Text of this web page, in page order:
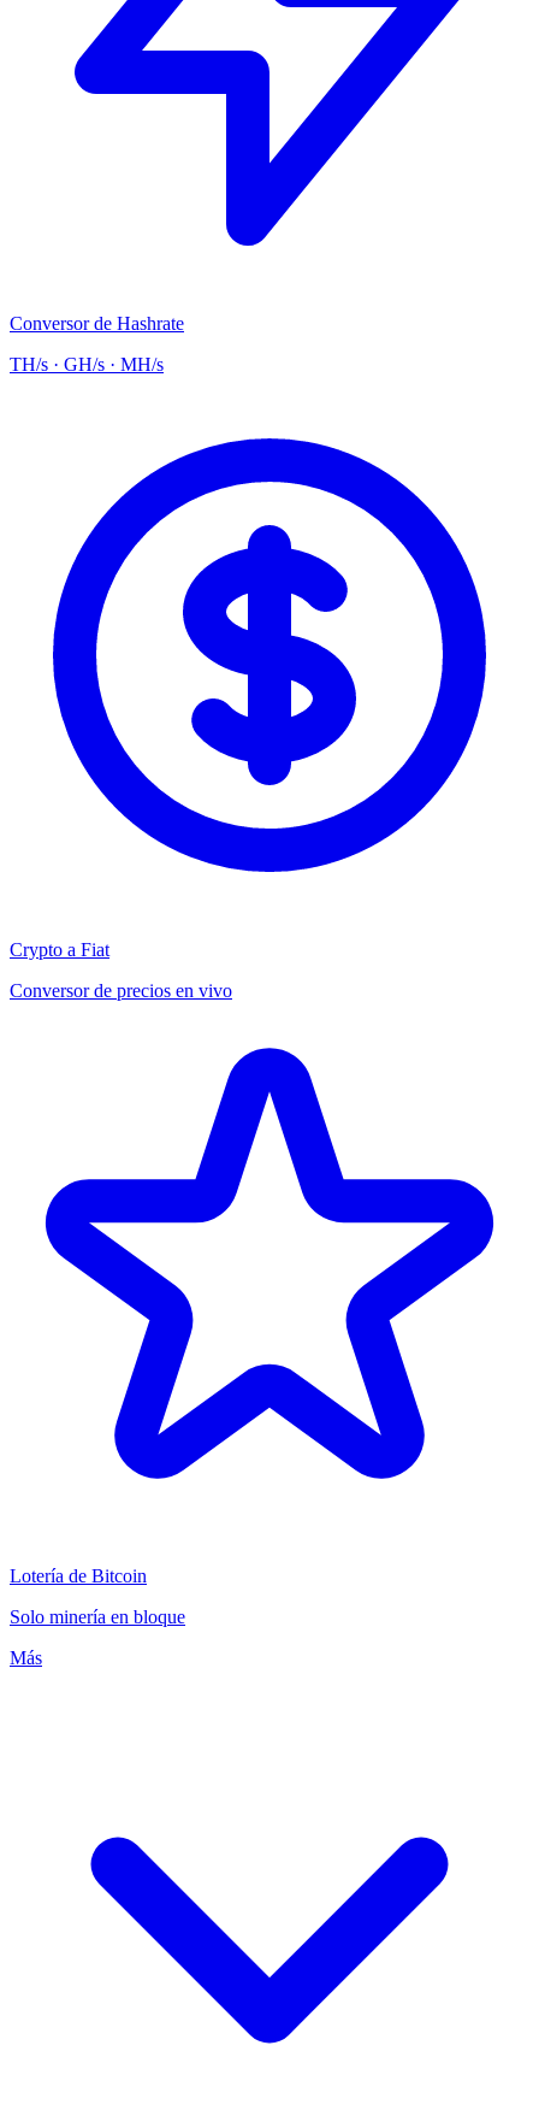
Conversor de Hashrate
TH/s · GH/s · MH/s
Crypto a Fiat
Conversor de precios en vivo
Lotería de Bitcoin
Solo minería en bloque
Más